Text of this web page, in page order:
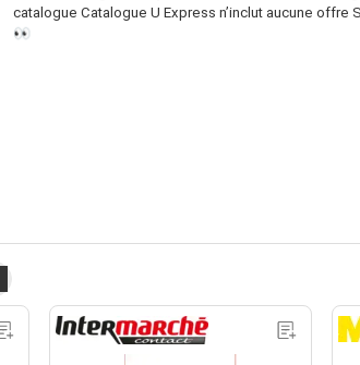
catalogue Catalogue U Express n’inclut aucune offre
👀